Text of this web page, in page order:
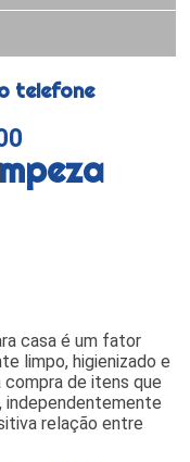
telefone
casa é um fator
limpo, higienizado e
compra de itens que
independentemente
relação entre